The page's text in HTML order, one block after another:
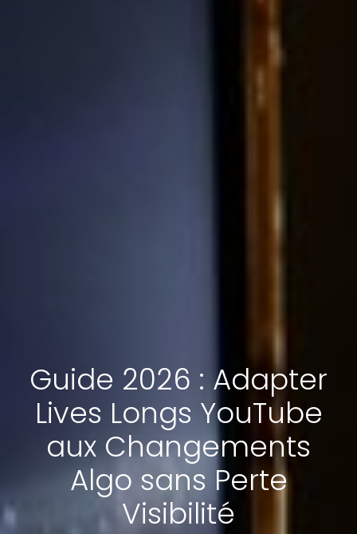
Guide 2026 : Adapter
Lives Longs YouTube
aux Changements
Algo sans Perte
Visibilité